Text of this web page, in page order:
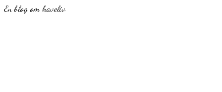
En blog om haveliv